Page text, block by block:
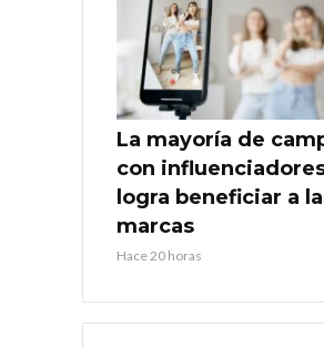
La mayoría de
con
logra beneficiar a
marcas
Hace 20 horas